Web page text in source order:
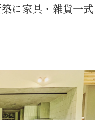
に家具・雑貨一式